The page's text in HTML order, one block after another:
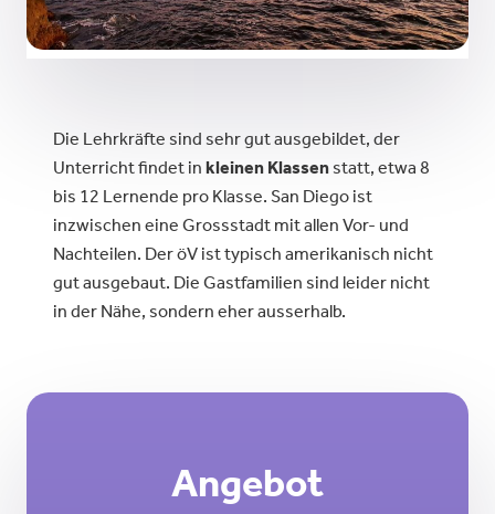
Die Lehrkräfte sind sehr gut ausgebildet, der
Unterricht findet in kleinen Klassen statt, etwa 8
bis 12 Lernende pro Klasse. San Diego ist
inzwischen eine Grossstadt mit allen Vor- und
Nachteilen. Der öV ist typisch amerikanisch nicht
gut ausgebaut. Die Gastfamilien sind leider nicht
in der Nähe, sondern eher ausserhalb.
Angebot